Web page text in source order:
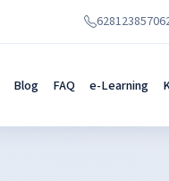
Blog FAQ e-Learning